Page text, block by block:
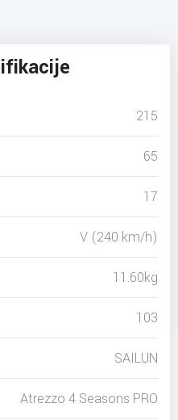
215
65
17
V (240 km/h)
11.60kg
103
SAILUN
Atrezzo 4 Seasons PRO